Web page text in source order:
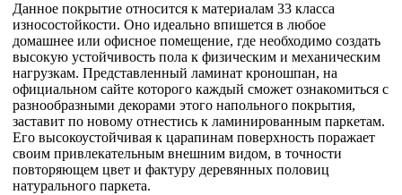
Данное покрытие относится к материалам 33 класса
износостойкости. Оно идеально впишется в любое
домашнее или офисное помещение, где необходимо создать
высокую устойчивость пола к физическим и механическим
нагрузкам. Представленный ламинат кроношпан, на
официальном сайте которого каждый сможет ознакомиться с
разнообразными декорами этого напольного покрытия,
заставит по новому отнестись к ламинированным паркетам.
Его высокоустойчивая к царапинам поверхность поражает
своим привлекательным внешним видом, в точности
повторяющем цвет и фактуру деревянных половиц
натурального паркета.